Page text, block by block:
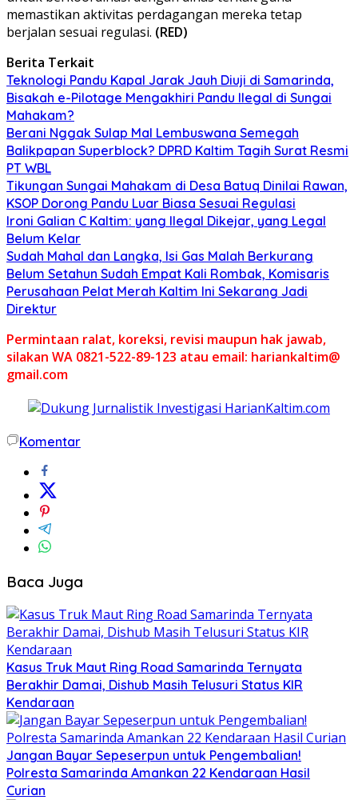
memastikan aktivitas perdagangan mereka tetap
berjalan sesuai regulasi. (RED)
Berita Terkait
Teknologi Pandu Kapal Jarak Jauh Diuji di Samarinda,
Bisakah e-Pilotage Mengakhiri Pandu Ilegal di Sungai
Mahakam?
Berani Nggak Sulap Mal Lembuswana Semegah
Balikpapan Superblock? DPRD Kaltim Tagih Surat Resmi
PT WBL
Tikungan Sungai Mahakam di Desa Batuq Dinilai Rawan,
KSOP Dorong Pandu Luar Biasa Sesuai Regulasi
Ironi Galian C Kaltim: yang Ilegal Dikejar, yang Legal
Belum Kelar
Sudah Mahal dan Langka, Isi Gas Malah Berkurang
Belum Setahun Sudah Empat Kali Rombak, Komisaris
Perusahaan Pelat Merah Kaltim Ini Sekarang Jadi
Direktur
Permintaan ralat, koreksi, revisi maupun hak jawab,
silakan WA 0821-522-89-123 atau email: hariankaltim@
gmail.com
Komentar
Baca Juga
Kasus Truk Maut Ring Road Samarinda Ternyata
Berakhir Damai, Dishub Masih Telusuri Status KIR
Kendaraan
Jangan Bayar Sepeserpun untuk Pengembalian!
Polresta Samarinda Amankan 22 Kendaraan Hasil
Curian